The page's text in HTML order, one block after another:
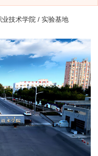
业技术学院 / 实验基地